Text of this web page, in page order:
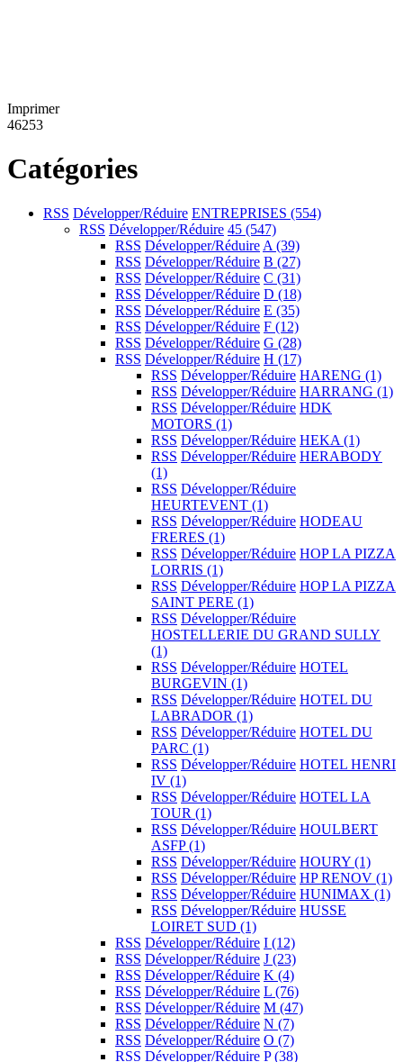
Imprimer
46253
Catégories
RSS Développer/Réduire ENTREPRISES (554)
RSS Développer/Réduire 45 (547)
RSS Développer/Réduire A (39)
RSS Développer/Réduire B (27)
RSS Développer/Réduire C (31)
RSS Développer/Réduire D (18)
RSS Développer/Réduire E (35)
RSS Développer/Réduire F (12)
RSS Développer/Réduire G (28)
RSS Développer/Réduire H (17)
RSS Développer/Réduire HARENG (1)
RSS Développer/Réduire HARRANG (1)
RSS Développer/Réduire HDK
MOTORS (1)
RSS Développer/Réduire HEKA (1)
RSS Développer/Réduire HERABODY
(1)
RSS Développer/Réduire
HEURTEVENT (1)
RSS Développer/Réduire HODEAU
FRERES (1)
RSS Développer/Réduire HOP LA PIZZA
LORRIS (1)
RSS Développer/Réduire HOP LA PIZZA
SAINT PERE (1)
RSS Développer/Réduire
HOSTELLERIE DU GRAND SULLY
(1)
RSS Développer/Réduire HOTEL
BURGEVIN (1)
RSS Développer/Réduire HOTEL DU
LABRADOR (1)
RSS Développer/Réduire HOTEL DU
PARC (1)
RSS Développer/Réduire HOTEL HENRI
IV (1)
RSS Développer/Réduire HOTEL LA
TOUR (1)
RSS Développer/Réduire HOULBERT
ASFP(1)
RSS Développer/Réduire HOURY (1)
RSS Développer/Réduire HP RENOV (1)
RSS Développer/Réduire HUNIMAX (1)
RSS Développer/Réduire HUSSE
LOIRET SUD (1)
RSS Développer/Réduire I (12)
RSS Développer/Réduire J (23)
RSS Développer/Réduire K (4)
RSS Développer/Réduire L (76)
RSS Développer/Réduire M (47)
RSS Développer/Réduire N (7)
RSS Développer/Réduire O (7)
RSS Développer/Réduire P(38)